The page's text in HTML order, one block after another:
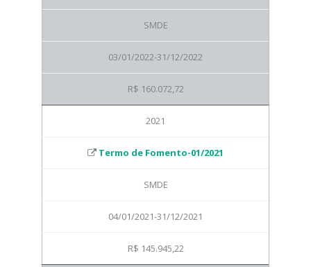
SMDE
03/01/2022-31/12/2022
R$ 160.072,72
2021
Termo de Fomento-01/2021
SMDE
04/01/2021-31/12/2021
R$ 145.945,22